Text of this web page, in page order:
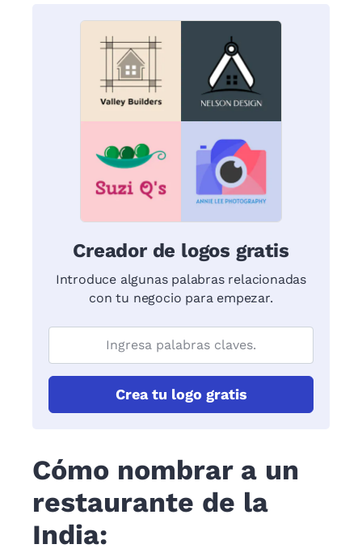
Creador de logos gratis
Introduce algunas palabras relacionadas
con tu negocio para empezar.
Crea tu logo gratis
Cómo nombrar a un
restaurante de la
India: